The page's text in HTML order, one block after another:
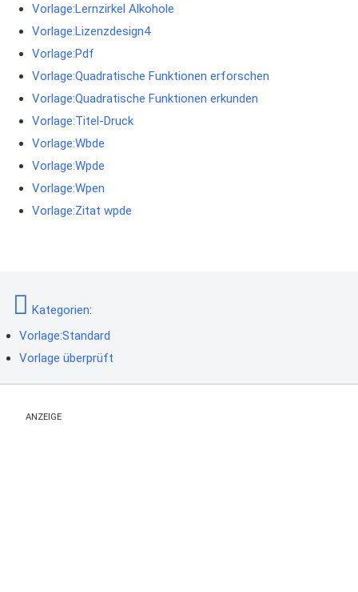
Vorlage:Lernzirkel Alkohole
Vorlage:Lizenzdesign4
Vorlage:Pdf
Vorlage:Quadratische Funktionen erforschen
Vorlage:Quadratische Funktionen erkunden
Vorlage:Titel-Druck
Vorlage:Wbde
Vorlage:Wpde
Vorlage:Wpen
Vorlage:Zitat wpde
Kategorien:
Vorlage:Standard
Vorlage überprüft
ANZEIGE